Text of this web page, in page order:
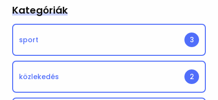
Kategóriák
sport 3
közlekedés 2